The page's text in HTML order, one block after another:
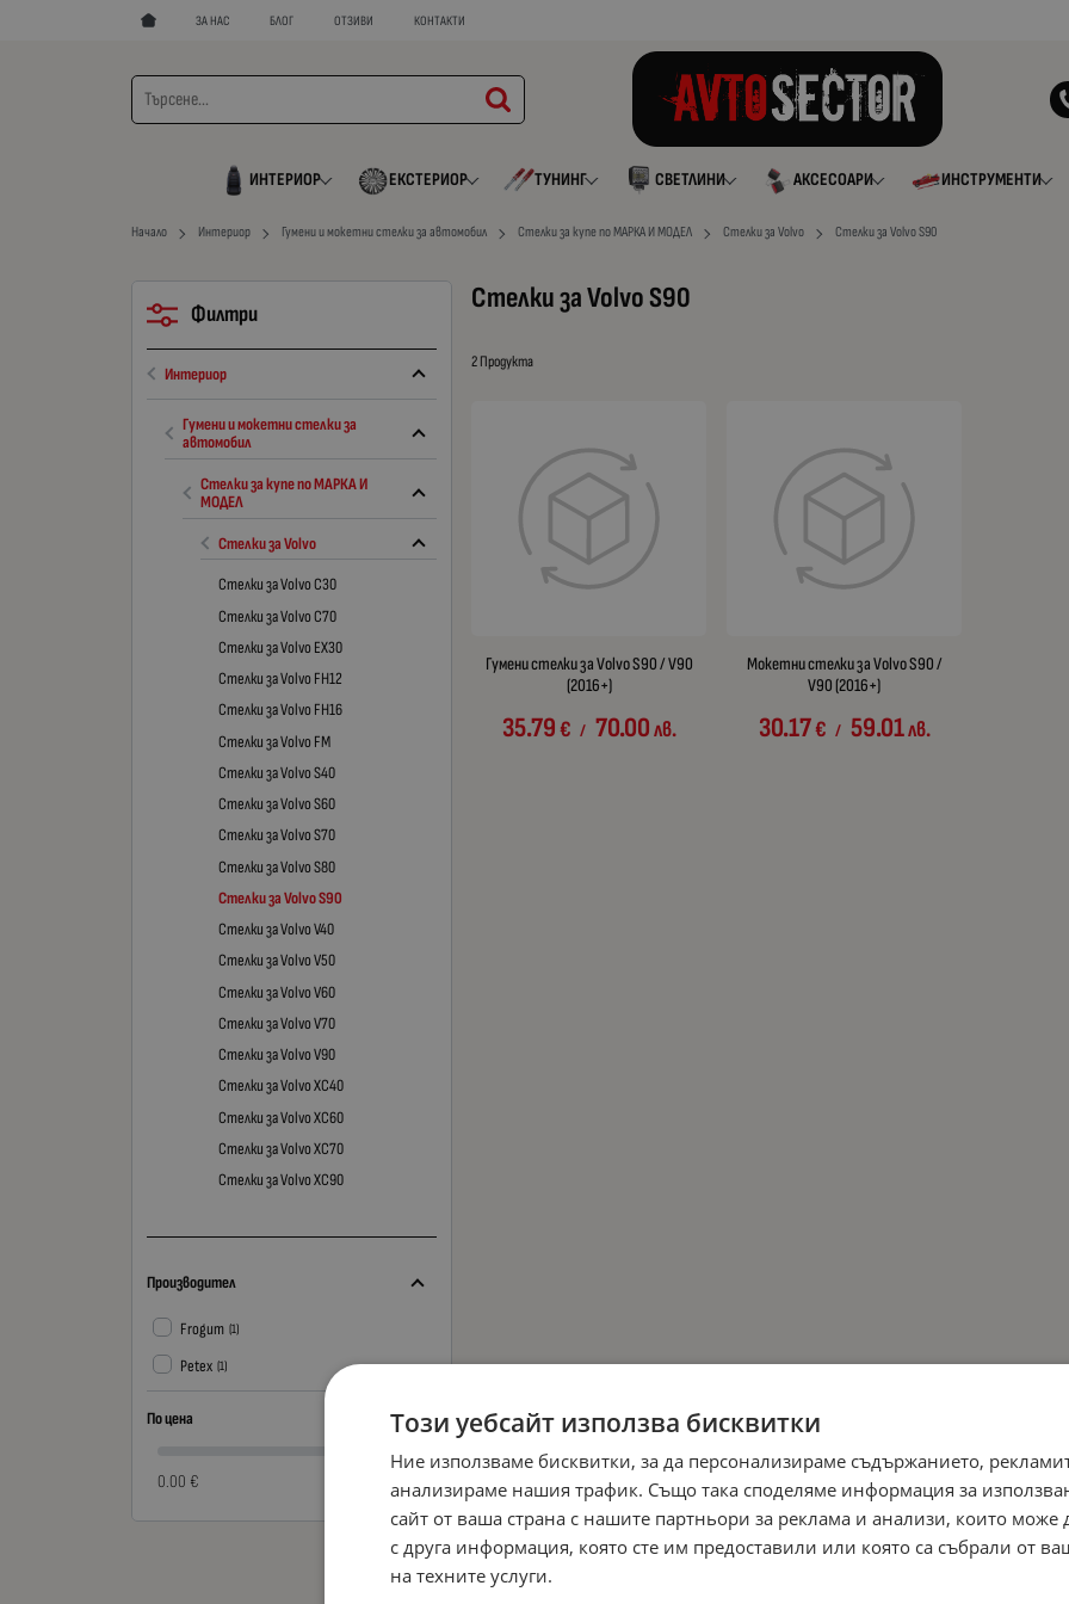
ЗА НАС БЛОГ ОТЗИВИ КОНТАКТИ
ИНТЕРИОР ЕКСТЕРИОР ТУНИНГ СВЕТЛИНИ АКСЕСОАРИ ИНСТРУМЕНТИ
Начало Интериор Гумени и мокетни стелки за автомобил Стелки за купе по МАРКА И МОДЕЛ Стелки за Volvo Стелки за Volvo S90
Стелки за Volvo S90
2 Продукта
Гумени стелки за Volvo S90 / V90
(2016+)
35.79€ / 70.00лв.
Мокетни стелки за Volvo S90 /
V90 (2016+)
30.17€ / 59.01лв.
Филтри
Интериор
Гумени и мокетни стелки за
автомобил
Стелки за купе по МАРКА И
МОДЕЛ
Стелки за Volvo
Стелки за Volvo C30
Стелки за Volvo C70
Стелки за Volvo EX30
Стелки за Volvo FH12
Стелки за Volvo FH16
Стелки за Volvo FM
Стелки за Volvo S40
Стелки за Volvo S60
Стелки за Volvo S70
Стелки за Volvo S80
Стелки за Volvo S90
Стелки за Volvo V40
Стелки за Volvo V50
Стелки за Volvo V60
Стелки за Volvo V70
Стелки за Volvo V90
Стелки за Volvo XC40
Стелки за Volvo XC60
Стелки за Volvo XC70
Стелки за Volvo XC90
Производител
Frogum (1)
Petex (1)
По цена
0.00 €
Този уебсайт използва бисквитки
Ние използваме бисквитки, за да персонализираме съдържанието,
анализираме нашия трафик. Също така споделяме информация за
сайт от ваша страна с нашите партньори за реклама и анализи, които може
с друга информация, която сте им предоставили или която са събрали от
на техните услуги.